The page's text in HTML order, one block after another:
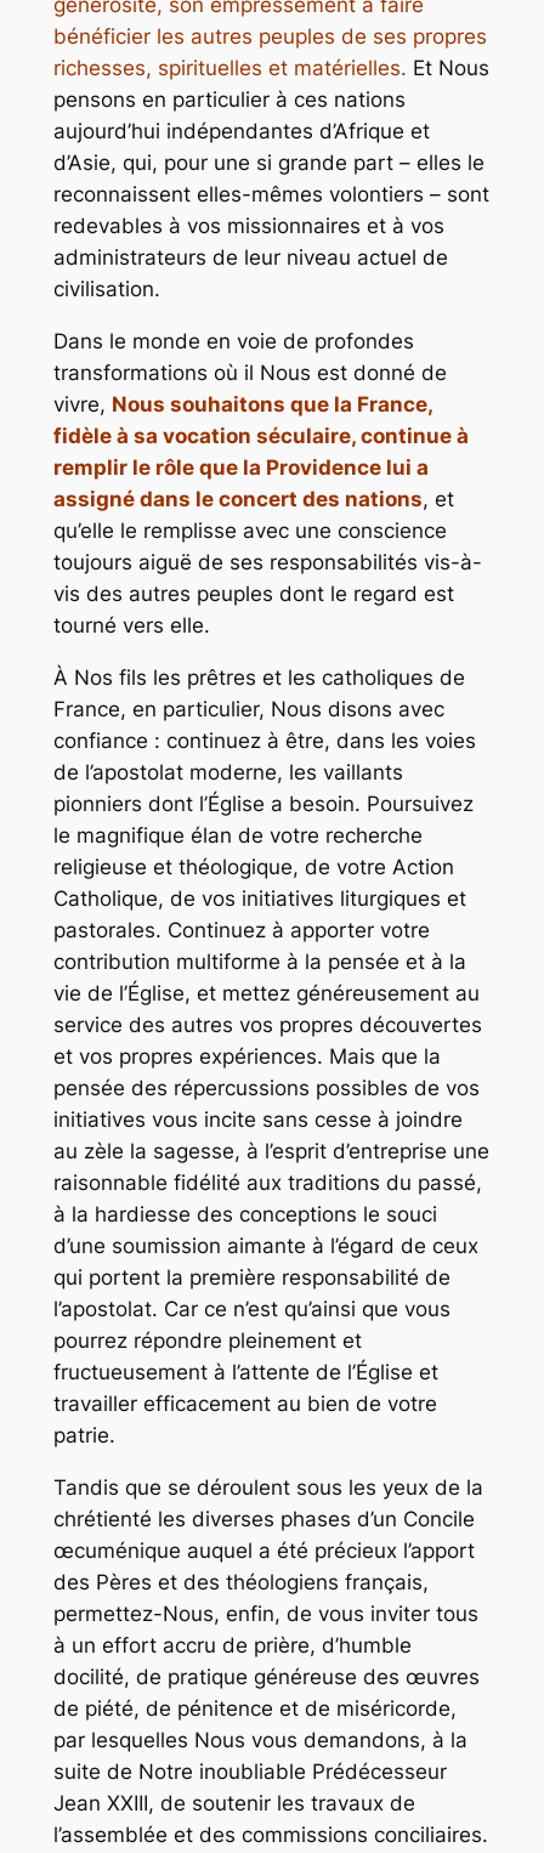
générosité, son empressement à faire
bénéficier les autres peuples de ses propres
richesses, spirituelles et matérielles. Et Nous
pensons en particulier à ces nations
aujourd’hui indépendantes d’Afrique et
d’Asie, qui, pour une si grande part – elles le
reconnaissent elles-mêmes volontiers – sont
redevables à vos missionnaires et à vos
administrateurs de leur niveau actuel de
civilisation.
Dans le monde en voie de profondes
transformations où il Nous est donné de
vivre, Nous souhaitons que la France,
fidèle à sa vocation séculaire, continue à
remplir le rôle que la Providence lui a
assigné dans le concert des nations, et
qu’elle le remplisse avec une conscience
toujours aiguë de ses responsabilités vis-à-
vis des autres peuples dont le regard est
tourné vers elle.
À Nos fils les prêtres et les catholiques de
France, en particulier, Nous disons avec
confiance : continuez à être, dans les voies
de l’apostolat moderne, les vaillants
pionniers dont l’Église a besoin. Poursuivez
le magnifique élan de votre recherche
religieuse et théologique, de votre Action
Catholique, de vos initiatives liturgiques et
pastorales. Continuez à apporter votre
contribution multiforme à la pensée et à la
vie de l’Église, et mettez généreusement au
service des autres vos propres découvertes
et vos propres expériences. Mais que la
pensée des répercussions possibles de vos
initiatives vous incite sans cesse à joindre
au zèle la sagesse, à l’esprit d’entreprise une
raisonnable fidélité aux traditions du passé,
à la hardiesse des conceptions le souci
d’une soumission aimante à l’égard de ceux
qui portent la première responsabilité de
l’apostolat. Car ce n’est qu’ainsi que vous
pourrez répondre pleinement et
fructueusement à l’attente de l’Église et
travailler efficacement au bien de votre
patrie.
Tandis que se déroulent sous les yeux de la
chrétienté les diverses phases d’un Concile
œcuménique auquel a été précieux l’apport
des Pères et des théologiens français,
permettez-Nous, enfin, de vous inviter tous
à un effort accru de prière, d’humble
docilité, de pratique généreuse des œuvres
de piété, de pénitence et de miséricorde,
par lesquelles Nous vous demandons, à la
suite de Notre inoubliable Prédécesseur
Jean XXIII, de soutenir les travaux de
l’assemblée et des commissions conciliaires.